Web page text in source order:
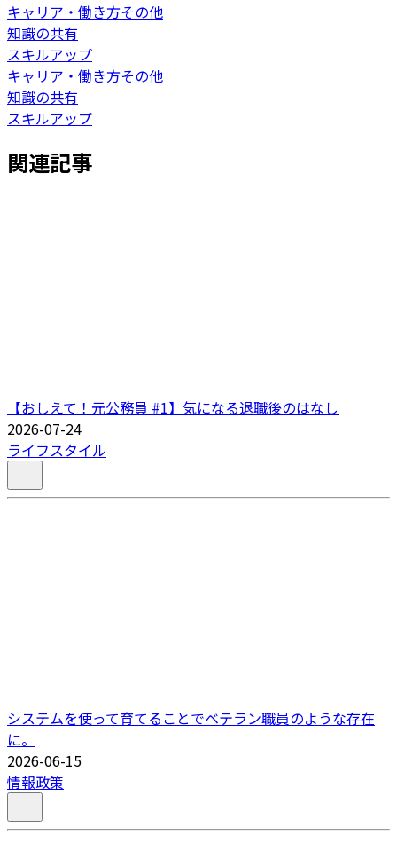
キャリア・働き方その他
知識の共有
スキルアップ
キャリア・働き方その他
知識の共有
スキルアップ
関連記事
【おしえて！元公務員 #1】気になる退職後のはなし
2026-07-24
ライフスタイル
システムを使って育てることでベテラン職員のような存在
に。
2026-06-15
情報政策